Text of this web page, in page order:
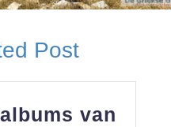
Post
van